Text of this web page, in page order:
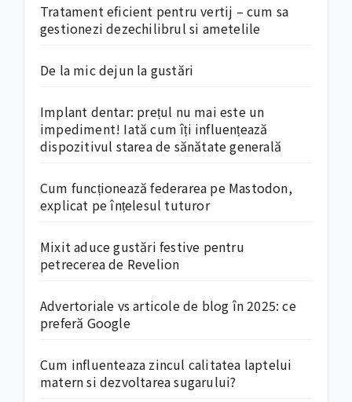
Tratament eficient pentru vertij – cum sa
gestionezi dezechilibrul si ametelile
De la mic dejun la gustări
Implant dentar: prețul nu mai este un
impediment! Iată cum îți influențează
dispozitivul starea de sănătate generală
Cum funcționează federarea pe Mastodon,
explicat pe înțelesul tuturor
Mixit aduce gustări festive pentru
petrecerea de Revelion
Advertoriale vs articole de blog în 2025: ce
preferă Google
Cum influenteaza zincul calitatea laptelui
matern si dezvoltarea sugarului?